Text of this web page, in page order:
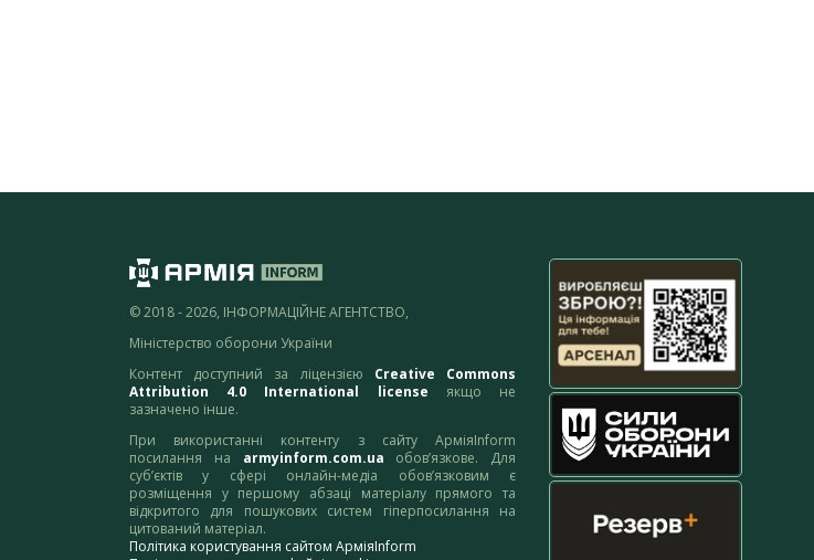
© 2018 - 2026, ІНФОРМАЦІЙНЕ АГЕНТСТВО,
Міністерство оборони України
Контент доступний за ліцензією Creative Commons
Attribution 4.0 International license якщо не
зазначено інше.
При використанні контенту з сайту АрміяInform
посилання на armyinform.com.ua обов’язкове. Для
суб’єктів у сфері онлайн-медіа обов’язковим є
розміщення у першому абзаці матеріалу прямого та
відкритого для пошукових систем гіперпосилання на
цитований матеріал.
Політика користування сайтом АрміяInform